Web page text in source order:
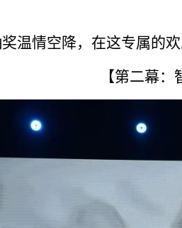
温情空降，在这专属的
【第二幕